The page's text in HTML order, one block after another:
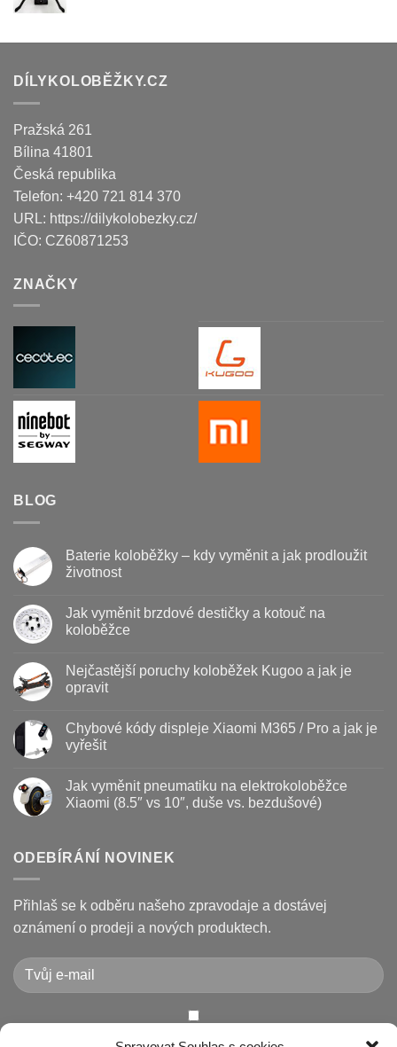
DÍLYKOLOBĚŽKY.CZ
Pražská 261
Bílina 41801
Česká republika
Telefon: +420 721 814 370
URL: https://dilykolobezky.cz/
IČO: CZ60871253
ZNAČKY
BLOG
Baterie koloběžky – kdy vyměnit a jak prodloužit
životnost
textu
s
koloběžky
kdy
jak
prodloužit
životnost
Jak vyměnit brzdové destičky a kotouč na
koloběžce
u
textu
s
vyměnit
brzdové
destičky
na
koloběžce
Nejčastější poruchy koloběžek Kugoo a jak je
opravit
u
textu
s
poruchy
koloběžek
Kugoo
opravit
Chybové kódy displeje Xiaomi M365 / Pro a jak je
vyřešit
textu
s
displeje
Xiaomi
Pro
a
jak
je
Jak vyměnit pneumatiku na elektrokoloběžce
Xiaomi (8.5″ vs 10″, duše vs. bezdušové)
textu
s
vyměnit
pneumatiku
na
elektrokoloběžce
(8.5″
vs
10″,
duše
ODEBÍRÁNÍ NOVINEK
Přihlaš se k odběru našeho zpravodaje a dostávej
oznámení o prodeji a nových produktech.